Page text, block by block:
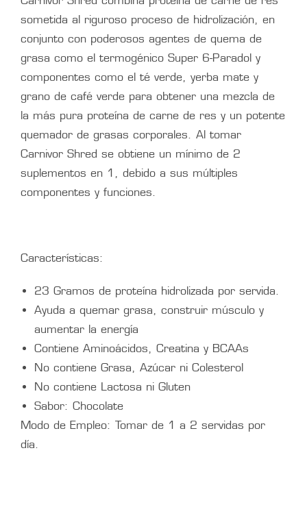
sometida al riguroso proceso de hidrolización, en
conjunto con poderosos agentes de quema de
grasa como el termogénico Super 6-Paradol y
componentes como el té verde, yerba mate y
grano de café verde para obtener una mezcla de
la más pura proteína de carne de res y un potente
quemador de grasas corporales. Al tomar
Carnivor Shred se obtiene un mínimo de 2
suplementos en 1, debido a sus múltiples
componentes y funciones.
Características:
23 Gramos de proteína hidrolizada por servida.
Ayuda a quemar grasa, construir músculo y
aumentar la energía
Contiene Aminoácidos, Creatina y BCAAs
No contiene Grasa, Azúcar ni Colesterol
No contiene Lactosa ni Gluten
Sabor: Chocolate
Modo de Empleo: Tomar de 1 a 2 servidas por
día.